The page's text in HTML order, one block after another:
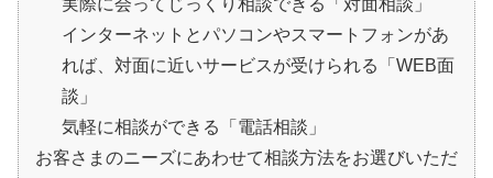
実際に会ってじっくり相談できる「対面相談」
インターネットとパソコンやスマートフォンがあ
れば、対面に近いサービスが受けられる「WEB面
談」
気軽に相談ができる「電話相談」
お客さまのニーズにあわせて相談方法をお選びいただ